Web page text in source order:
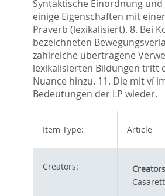
Syntaktische Einordnung
einige Eigenschaften mit
Präverb (lexikalisiert). 8. Bei
bezeichneten
zahlreiche übertragene
lexikalisierten Bildungen tritt
Nuance hinzu. 11. Die mit ví
Bedeutungen der LP wieder.
Item Type: Article
Creators: Creators